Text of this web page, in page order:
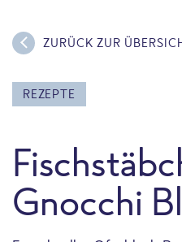
REZEPTE
Gnocchi
ZURÜCK ZUR